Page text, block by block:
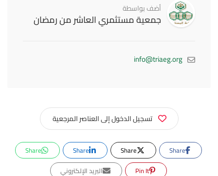
أضف بواسطة
جمعية مستثمري العاشر من رمضان
info@triaeg.org
تسجيل الدخول إلى العناصر المرجعية
Share
Share
Share
Share
Pin It
البريد الإلكتروني